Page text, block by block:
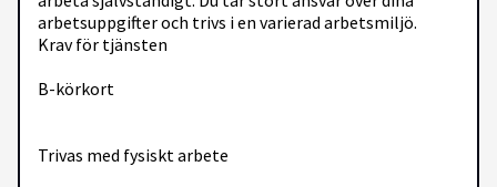
arbetsuppgifter och trivs i en varierad arbetsmiljö.
Krav för tjänsten
B-körkort
Trivas med fysiskt arbete